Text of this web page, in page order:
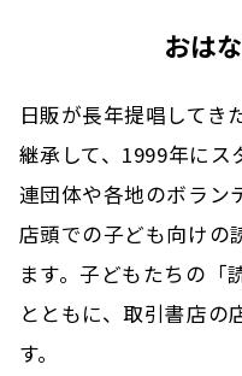
おは
日販が長年提唱してき
継承して、1999年にス
連団体や各地のボラン
店頭での子ども向けの
ます。子どもたちの「
とともに、取引書店の
す。